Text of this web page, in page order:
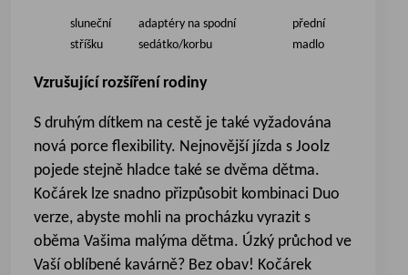
sluneční
stříšku
adaptéry na spodní
sedátko/korbu
přední
madlo
Vzrušující rozšíření rodiny
S druhým dítkem na cestě je také vyžadována
nová porce flexibility. Nejnovější jízda s Joolz
pojede stejně hladce také se dvěma dětma.
Kočárek lze snadno přizpůsobit kombinaci Duo
verze, abyste mohli na procházku vyrazit s
oběma Vašima malýma dětma. Úzký průchod ve
Vaší oblíbené kavárně? Bez obav! Kočárek